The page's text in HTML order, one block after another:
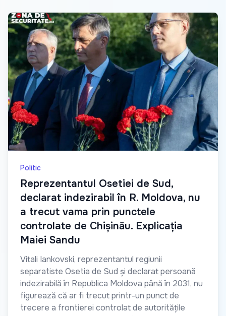
Politic
Reprezentantul Osetiei de Sud,
declarat indezirabil în R. Moldova, nu
a trecut vama prin punctele
controlate de Chișinău. Explicația
Maiei Sandu
Vitali Iankovski, reprezentantul regiunii
separatiste Osetia de Sud și declarat persoană
indezirabilă în Republica Moldova până în 2031, nu
figurează că ar fi trecut printr-un punct de
trecere a frontierei controlat de autoritățile